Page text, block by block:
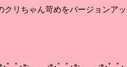
リちゃん苛めをバージョンアッ